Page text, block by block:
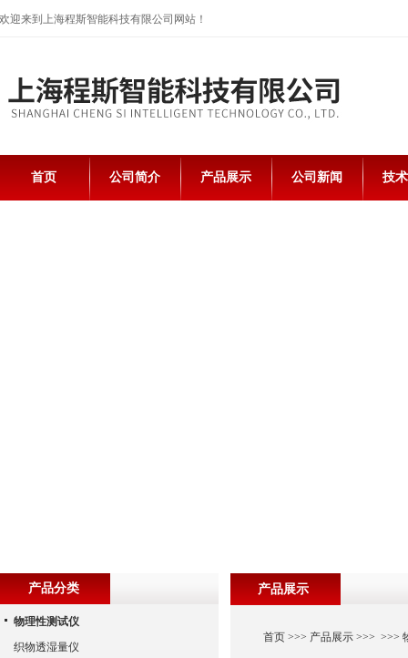
欢迎来到上海程斯智能科技有限公司网站！
首页 公司简介 产品展示 公司新闻 技
产品展示
首页>>> 产品展示>>> >>>
产品分类
物理性测试仪
织物透湿量仪